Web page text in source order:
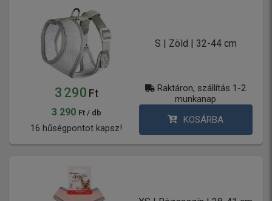
S | Zöld | 32-44 cm
3 290 Ft
3 290 Ft / db
16 hűségpontot kapsz!
Raktáron, szállítás 1-2
munkanap
KOSÁRBA